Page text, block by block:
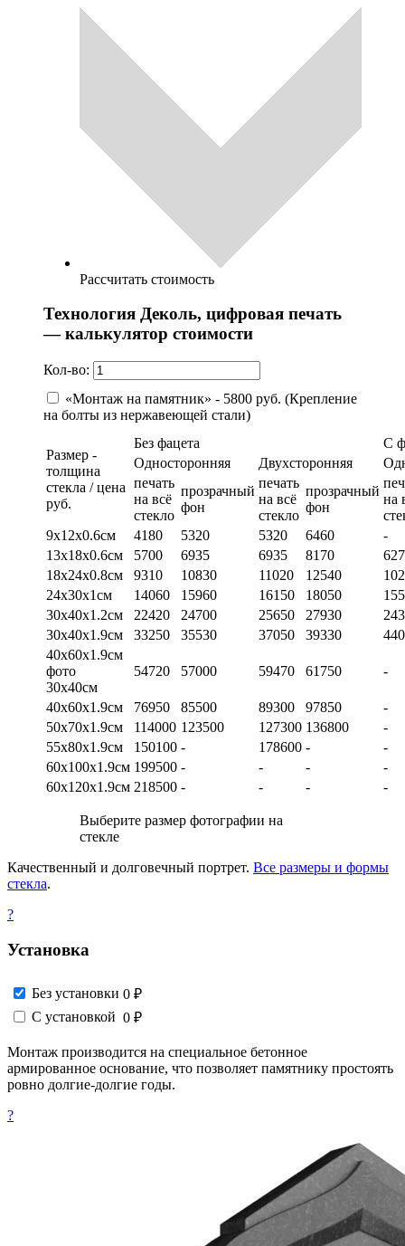
Рассчитать стоимость
Технология Деколь, цифровая печать
— калькулятор стоимости
Кол-во:
«Монтаж на памятник» - 5800 руб. (Крепление
на болты из нержавеющей стали)
Размер -
толщина
стекла / цена
руб.
Без фацета
С
Односторонняя
Двухсторонняя
печать
на всё
стекло
прозрачный
фон
печать
на всё
стекло
прозрачный
фон
на
9х12х0.6см
4180 5320 5320 6460
-
13х18х0.6см
5700 6935 6935 8170
18х24х0.8см
9310 10830 11020 12540
24х30х1см
14060 15960 16150 18050
30х40х1.2см
22420 24700 25650 27930
30х40х1.9см
33250 35530 37050 39330
40х60х1.9см
фото
30х40см
54720 57000 59470 61750 -
40х60х1.9см 76950 85500 89300 97850
-
50х70х1.9см
114000 123500 127300 136800
-
55х80х1.9см
150100 - 178600 -
-
60х100х1.9см 199500 - - -
-
60х120х1.9см 218500 - - - -
Выберите размер фотографии на
стекле
Качественный и долговечный портрет. Все размеры и формы
стекла.
?
Установка
Без установки 0 ₽
С установкой 0 ₽
Монтаж производится на специальное бетонное
армированное основание, что позволяет памятнику простоять
ровно долгие-долгие годы.
?